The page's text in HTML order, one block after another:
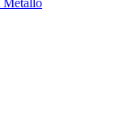
Metallo